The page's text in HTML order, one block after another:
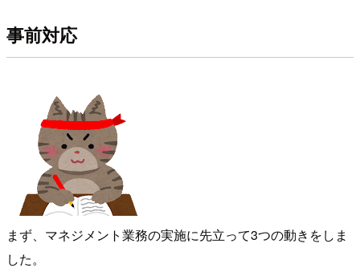
事前対応
まず、マネジメント業務の実施に先立って3つの動きをしま
した。